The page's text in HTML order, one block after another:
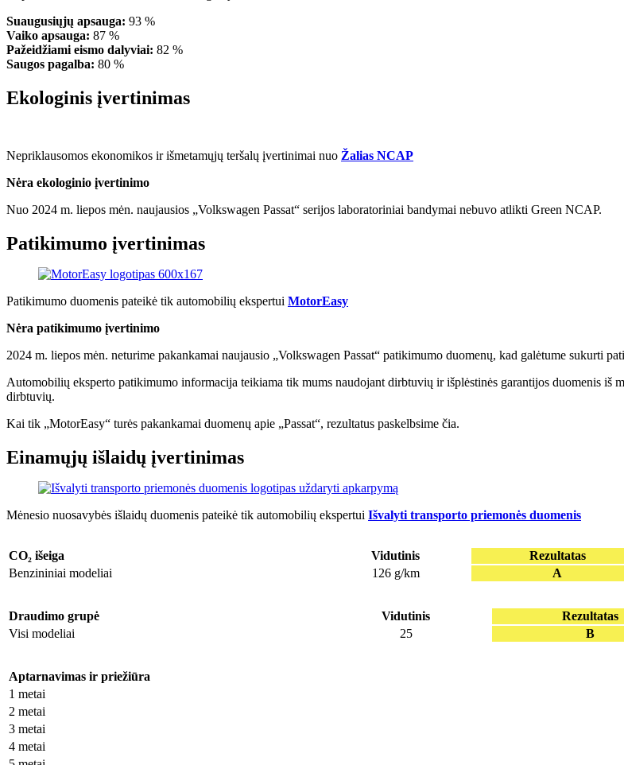
Suaugusiųjų apsauga: 93 %
Vaiko apsauga: 87 %
Pažeidžiami eismo dalyviai: 82 %
Saugos pagalba: 80 %
Ekologinis įvertinimas
Nepriklausomos ekonomikos ir išmetamųjų teršalų įvertinimai nuo Žalias NCAP
Nėra ekologinio įvertinimo
Nuo 2024 m. liepos mėn. naujausios „Volkswagen Passat“ serijos laboratoriniai bandymai nebuvo atlikti Green NCAP.
Patikimumo įvertinimas
Patikimumo duomenis pateikė tik automobilių ekspertui MotorEasy
Nėra patikimumo įvertinimo
2024 m. liepos mėn. neturime pakankamai naujausio „Volkswagen Passat“ patikimumo duomenų, kad galėtume sukurti
Automobilių eksperto patikimumo informacija teikiama tik mums naudojant dirbtuvių ir išplėstinės garantijos duomenis iš
dirbtuvių.
Kai tik „MotorEasy“ turės pakankamai duomenų apie „Passat“, rezultatus paskelbsime čia.
Einamųjų išlaidų įvertinimas
Mėnesio nuosavybės išlaidų duomenis pateikė tik automobilių ekspertui Išvalyti transporto priemonės duomenis
CO₂ išeiga Vidutinis Rezultatas
Benzininiai modeliai
126 g/km A
Draudimo grupė Vidutinis Rezultatas
Visi modeliai
25 B
Aptarnavimas ir priežiūra
1 metai
2 metai
3 metai
4 metai